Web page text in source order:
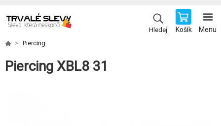
Hledej Košík Menu
Piercing
Piercing XBL8 31